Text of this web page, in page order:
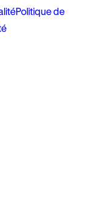
Politique de